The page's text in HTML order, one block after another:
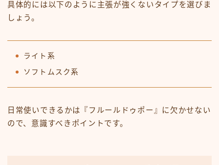
具体的には以下のように主張が強くないタイプを選びま
しょう。
ライト系
ソフトムスク系
日常使いできるかは『フルールドゥポー』に欠かせない
ので、意識すべきポイントです。